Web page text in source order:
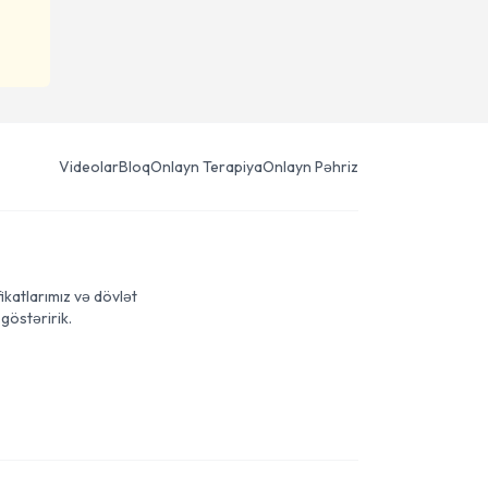
VideolarBloqOnlayn TerapiyaOnlayn Pəhriz
və dövlət
göstəririk.